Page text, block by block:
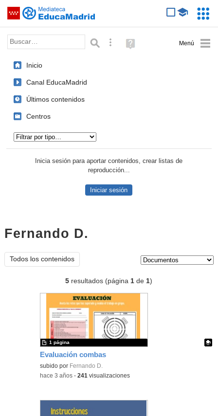
Saltar navegación
Palabra o frase: Búsqueda avanzada
Ayuda
(en
Inicio
Canal EducaMadrid
Últimos contenidos
Centros
Inicia sesión para aportar contenidos, crear listas de
reproducción...
Iniciar sesión
Fernando D.
Todos los contenidos
5 resultados (página1 de1)
Evaluación combas
Contenido educativo.
subido por Fernando D.
1 página
-hace 3 años -241 visualizaciones